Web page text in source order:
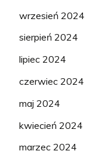
wrzesień 2024
sierpień 2024
lipiec 2024
czerwiec 2024
maj 2024
kwiecień 2024
marzec 2024